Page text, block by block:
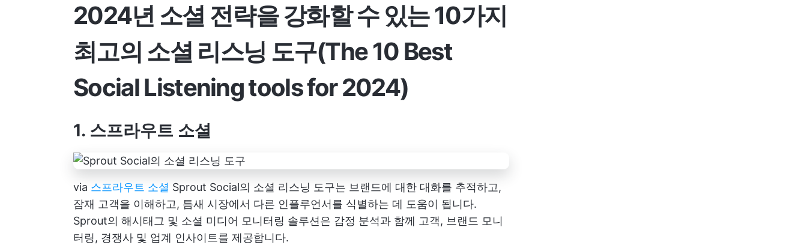
2024년 소셜 전략을 강화할 수 있는 10가지
최고의 소셜 리스닝 도구(The 10 Best
Social Listening tools for 2024)
1. 스프라우트 소셜
via 스프라우트 소셜 Sprout Social의 소셜 리스닝 도구는 브랜드에 대한 대화를 추적하고,
잠재 고객을 이해하고, 틈새 시장에서 다른 인플루언서를 식별하는 데 도움이 됩니다.
Sprout의 해시태그 및 소셜 미디어 모니터링 솔루션은 감정 분석과 함께 고객, 브랜드 모니
터링, 경쟁사 및 업계 인사이트를 제공합니다.